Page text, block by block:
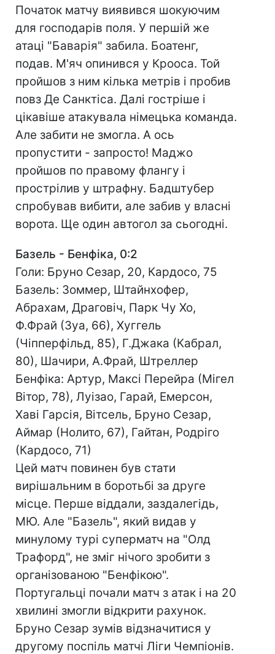
Початок матчу виявився шокуючим
для господарів поля. У першій же
атаці "Баварія" забила. Боатенг,
подав. М'яч опинився у Крооса. Той
пройшов з ним кілька метрів і пробив
повз Де Санктіса. Далі гостріше і
цікавіше атакувала німецька команда.
Але забити не змогла. А ось
пропустити - запросто! Маджо
пройшов по правому флангу і
прострілив у штрафну. Бадштубер
спробував вибити, але забив у власні
ворота. Ще один автогол за сьогодні.
Базель - Бенфіка, 0:2
Голи: Бруно Сезар, 20, Кардосо, 75
Базель: Зоммер, Штайнхофер,
Абрахам, Драговіч, Парк Чу Хо,
Ф.Фрай (Зуа, 66), Хуггель
(Чіпперфільд, 85), Г.Джака (Кабрал,
80), Шачири, А.Фрай, Штреллер
Бенфіка: Артур, Максі Перейра (Мігел
Вітор, 78), Луізао, Гарай, Емерсон,
Хаві Гарсія, Вітсель, Бруно Сезар,
Аймар (Нолито, 67), Гайтан, Родріго
(Кардосо, 71)
Цей матч повинен був стати
вирішальним в боротьбі за друге
місце. Перше віддали, заздалегідь,
МЮ. Але "Базель", який видав у
минулому турі суперматч на "Олд
Трафорд", не зміг нічого зробити з
організованою "Бенфікою".
Португальці почали матч з атак і на 20
хвилині змогли відкрити рахунок.
Бруно Сезар зумів відзначитися у
другому поспіль матчі Ліги Чемпіонів.